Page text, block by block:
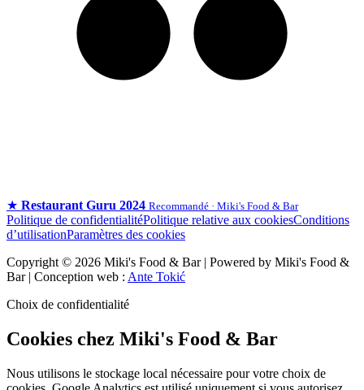
★ Restaurant Guru 2024 Recommandé · Miki's Food & Bar
Politique de confidentialitéPolitique relative aux cookiesConditions
d’utilisationParamètres des cookies
Copyright © 2026 Miki's Food & Bar | Powered by Miki's Food &
Bar | Conception web : Ante Tokić
Choix de confidentialité
Cookies chez Miki's Food & Bar
Nous utilisons le stockage local nécessaire pour votre choix de